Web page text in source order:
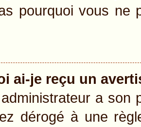
pourquoi vous ne
ai-je reçu un
a son
dérogé à une